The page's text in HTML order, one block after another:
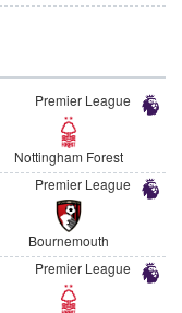
Premier League
Nottingham Forest
Premier League
Bournemouth
Premier League